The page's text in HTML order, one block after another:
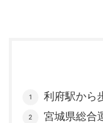
利府駅から
宮城県総合